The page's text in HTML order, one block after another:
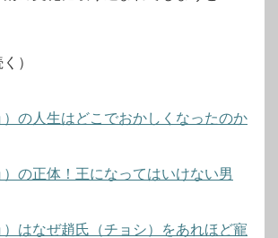
）
の人生はどこでおかしくなったのか
の正体！王になってはいけない男
はなぜ趙氏（チョシ）をあれほど寵